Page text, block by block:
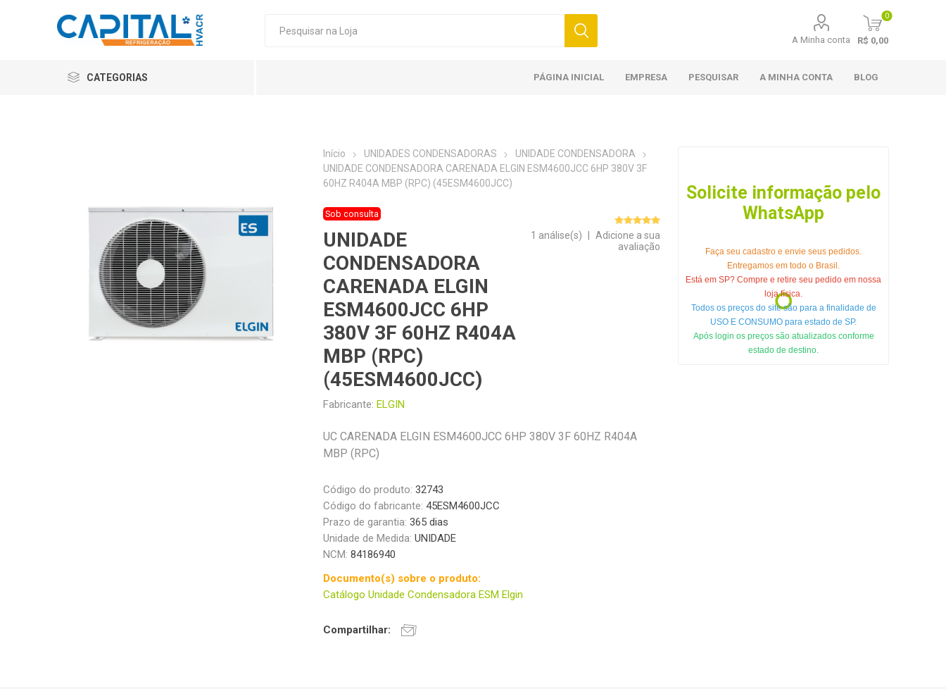
A Minha conta
0
R$ 0,00
CATEGORIAS PÁGINA INICIAL EMPRESA PESQUISAR A MINHA CONTA BLOG
Início UNIDADES CONDENSADORAS
UNIDADE CONDENSADORA
UNIDADE CONDENSADORA CARENADA ELGIN ESM4600JCC 6HP 380V 3F
60HZ R404A MBP (RPC) (45ESM4600JCC)
Sob consulta
UNIDADE
CONDENSADORA
CARENADA ELGIN
ESM4600JCC 6HP
380V 3F 60HZ R404A
MBP (RPC)
(45ESM4600JCC)
Fabricante: ELGIN
1 análise(s)
Adicione a sua
avaliação
UC CARENADA ELGIN ESM4600JCC 6HP 380V 3F 60HZ R404A
MBP (RPC)
Código do produto: 32743
Código do fabricante: 45ESM4600JCC
Prazo de garantia:365 dias
Unidade de Medida:UNIDADE
NCM:84186940
Documento(s) sobre o produto:
Catálogo Unidade Condensadora ESM Elgin
Compartilhar:
Solicite informação pelo
WhatsApp
Faça seu cadastro e envie seus pedidos.
Entregamos em todo o Brasil.
Está em SP? Compre e retire seu pedido em nossa
loja física.
Todos os preços do site são para a finalidade de
USO E CONSUMO para estado de SP.
Após login os preços são atualizados conforme
estado de destino.